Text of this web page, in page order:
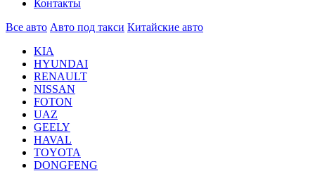
Контакты
Все авто Авто под такси Китайские авто
KIA
HYUNDAI
RENAULT
NISSAN
FOTON
UAZ
GEELY
HAVAL
TOYOTA
DONGFENG